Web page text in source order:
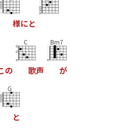
様にと
の
C
歌声
Bm7
が
G
と